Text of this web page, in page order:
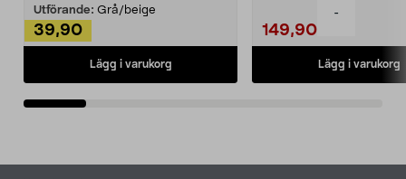
-
Utförande: Grå/beige
39,90
Lägg i varukorg
149,90
Lägg i varukorg